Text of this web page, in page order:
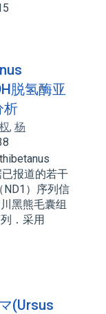
脱氢酶亚
析
, 杨
报道的若干
ND1）序列信
黑熊毛囊组
．采用
(Ursus